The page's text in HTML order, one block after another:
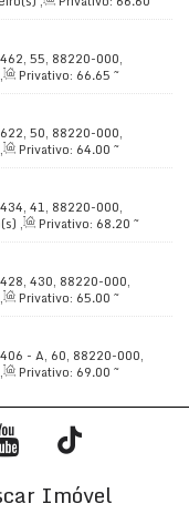
132 – Casa
açougues e da
, Total: 66.60m² ,
1
55, 88220-000,
, Privativo: 66.65 ~
Total: 70.00m² ,
1
50, 88220-000,
Catarina, Brasil
, Privativo: 64.00 ~
Total: 70.00m² ,
1
41, 88220-000,
, Privativo: 68.20 ~
, Total: 68.20m² ,
1
430, 88220-000,
, Privativo: 65.00 ~
Total: 65.00m² ,
1
- A, 60, 88220-000,
, Privativo: 69.00 ~
Útil:70.00m²
Imóvel